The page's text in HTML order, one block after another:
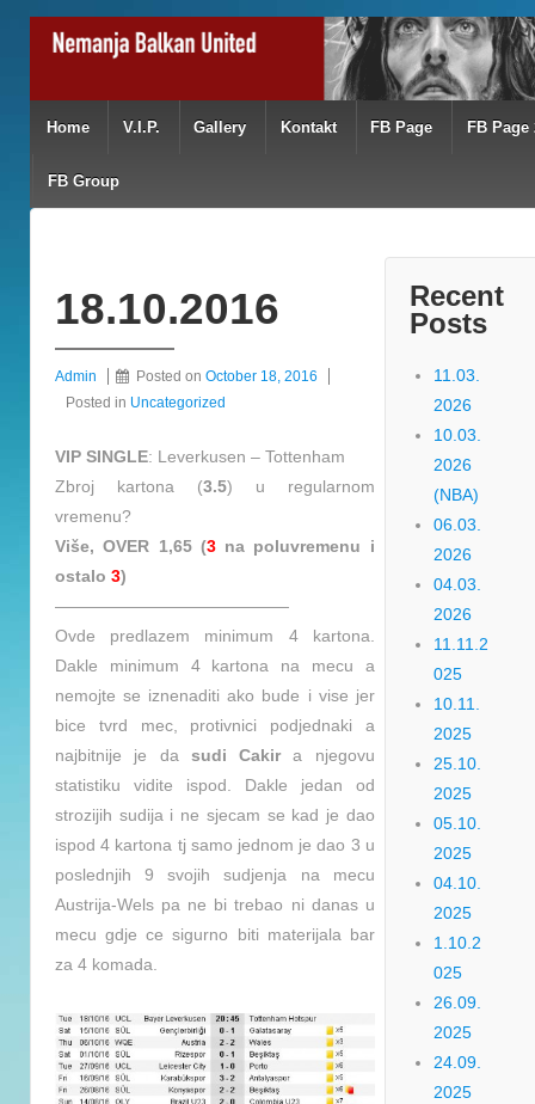
Home V.I.P. Gallery Kontakt FB Page FB Page
FB Group
18.10.2016
Admin Posted on October 18, 2016
Posted in Uncategorized
VIP SINGLE: Leverkusen – Tottenham
Zbroj kartona (3.5) u regularnom
vremenu?
Više, OVER 1,65 (3na poluvremenu i
ostalo 3)
——————————————
Ovde predlazem minimum 4 kartona.
Dakle minimum 4 kartona na mecu a
nemojte se iznenaditi ako bude i vise jer
bice tvrd mec, protivnici podjednaki a
najbitnije je da sudi Cakir a njegovu
statistiku vidite ispod. Dakle jedan od
strozijih sudija i ne sjecam se kad je dao
ispod 4 kartona tj samo jednom je dao 3 u
poslednjih 9 svojih sudjenja na mecu
Austrija-Wels pa ne bi trebao ni danas u
mecu gdje ce sigurno biti materijala bar
za 4 komada.
Recent
Posts
11.03.
2026
10.03.
2026
(NBA)
06.03.
2026
04.03.
2026
11.11.2
025
10.11.
2025
25.10.
2025
05.10.
2025
04.10.
2025
1.10.2
025
26.09.
2025
24.09.
2025